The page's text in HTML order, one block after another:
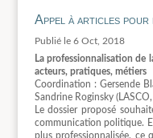
Appel à articles
6 Oct, 2018
La professionnalisation
acteurs, pratiques, métiers
Coordination : Gersende
Sandrine Roginsky
Le dossier proposé
communication politique.
plus professionnalisée, ce